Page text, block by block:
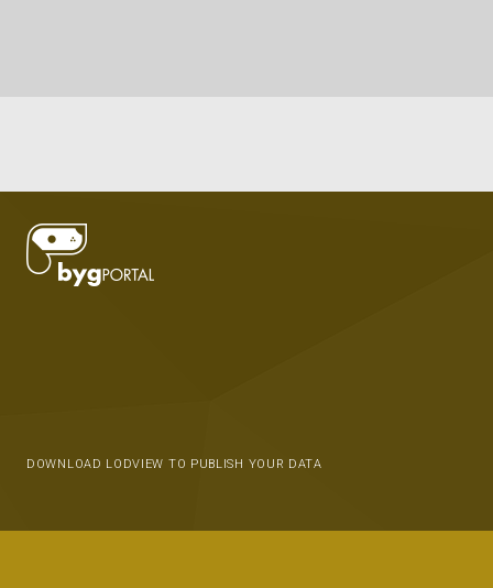
DOWNLOAD LODVIEW TO PUBLISH YOUR DATA